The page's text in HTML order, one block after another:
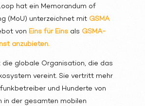
hat ein Memorandum of
(MoU) unterzeichnet mit GSMA
von Eins für Einsals GSMA-
anzubieten.
die globale Organisation, die das
vereint. Sie vertritt mehr
und Hunderte von
in der gesamten mobilen